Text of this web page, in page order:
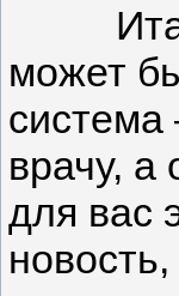
Итак,
может
система
врачу, а
для вас